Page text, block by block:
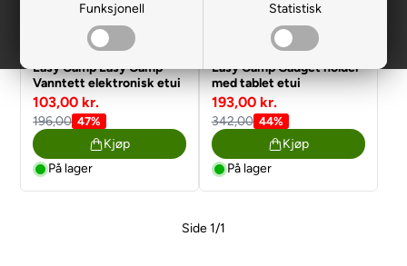
Funksjonell Statistisk
Easy Camp
Easy Camp Easy Camp
Vanntett elektronisk etui
103,00 kr.
196,00 47%
Kjøp
På lager
Easy Camp
Easy Camp Gadget holder
med tablet etui
193,00 kr.
342,00 44%
Kjøp
På lager
Side 1/1